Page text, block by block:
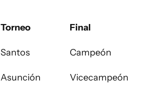
Torneo Final
Santos Campeón
Asunción Vicecampeón